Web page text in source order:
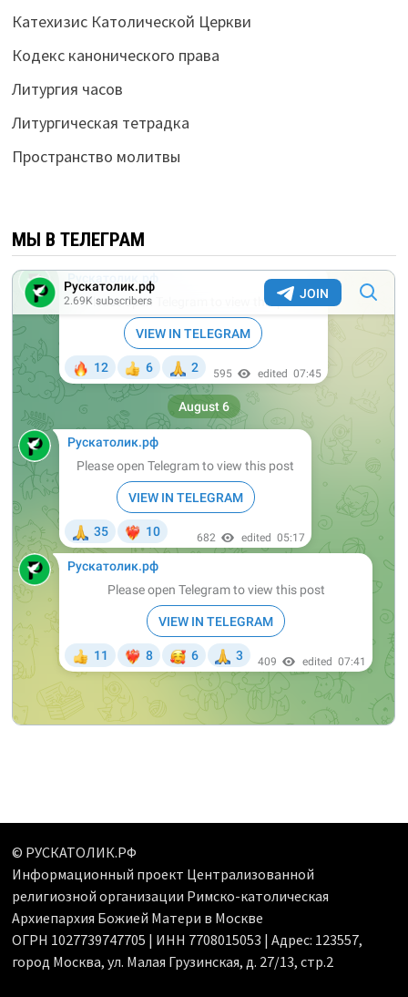
Катехизис Католической Церкви
Кодекс канонического права
Литургия часов
Литургическая тетрадка
Пространство молитвы
МЫ В ТЕЛЕГРАМ
© РУСКАТОЛИК.РФ
Информационный проект Централизованной
религиозной организации Римско-католическая
Архиепархия Божией Матери в Москве
ОГРН 1027739747705 | ИНН 7708015053 | Адрес: 123557,
город Москва, ул. Малая Грузинская, д. 27/13, стр.2